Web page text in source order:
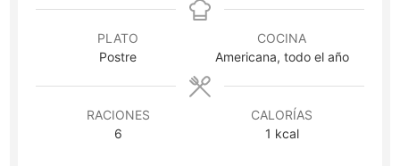
PLATO
Postre
COCINA
Americana, todo el año
RACIONES
6
CALORÍAS
1 kcal